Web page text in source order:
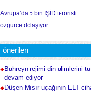
Avrupa’da 5 bin IŞİD teröristi
özgürce dolaşıyor
önerilen
Bahreyn rejimi din alimlerini
devam ediyor
Düşen Mısır uçağının ELT